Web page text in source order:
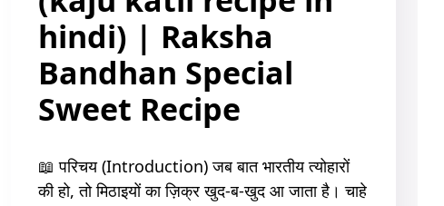
hindi) | Raksha
Bandhan Special
Sweet Recipe
📖 परिचय (Introduction) जब बात भारतीय त्योहारों
की हो, तो मिठाइयों का ज़िक्र खुद-ब-खुद आ जाता है। चाहे